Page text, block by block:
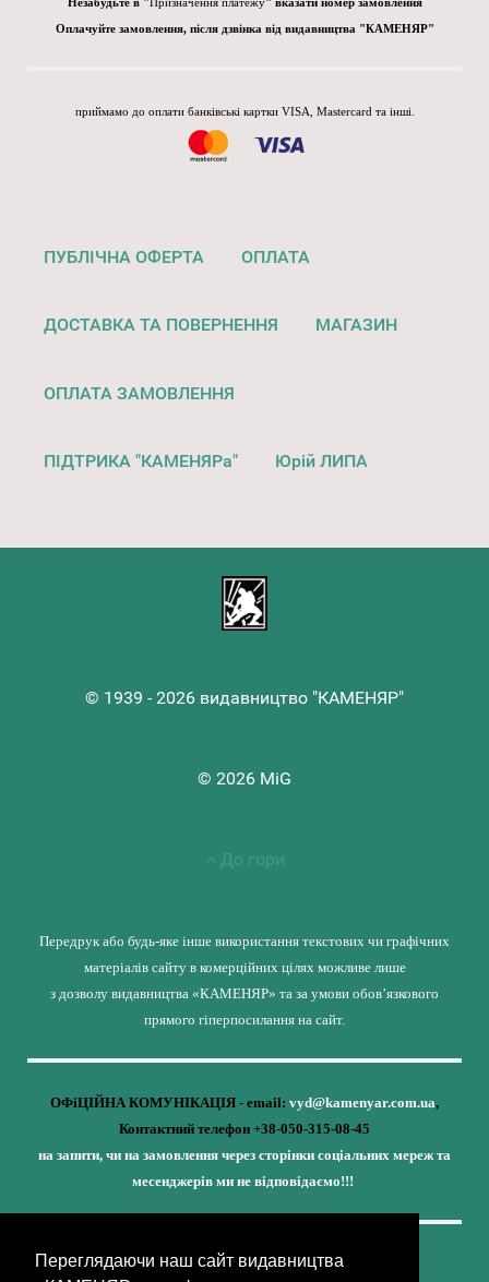
Переглядаючи наш сайт видавництва
Незабудьте в "Призначення платежу" вказати номер замовлення
Оплачуйте замовлення, після дзвінка від видавництва "КАМЕНЯР"
приймамо до оплати банківські картки VISA, Mastercard та інші.
ПУБЛІЧНА ОФЕРТА ОПЛАТА
ДОСТАВКА ТА ПОВЕРНЕННЯ МАГАЗИН
ОПЛАТА ЗАМОВЛЕННЯ
ПІДТРИКА "КАМЕНЯРа" Юрій ЛИПА
© 1939 - 2026 видавництво "КАМЕНЯР"
© 2026 MiG
До гори
Передрук або будь-яке інше використання текстових чи графічних
матеріалів сайту в комерційних цілях можливе лише
з дозволу видавництва «КАМЕНЯР» та за умови обов’язкового
прямого гіперпосилання на сайт.
ОФіЦІЙНА КОМУНІКАЦІЯ - email: vyd@kamenyar.com.ua,
Контактний телефон +38-050-315-08-45
на запити, чи на замовлення через сторінки соціальних мереж та
месенджерів ми не відповідаємо!!!
Кожне наше видання - це внесок у спротив,